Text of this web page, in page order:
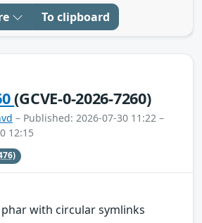
To clipboard
(GCVE-0-2026-7260)
– Published: 2026-07-30 11:22 –
12:15
with circular symlinks